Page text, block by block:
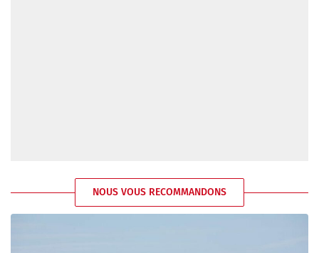
NOUS VOUS RECOMMANDONS